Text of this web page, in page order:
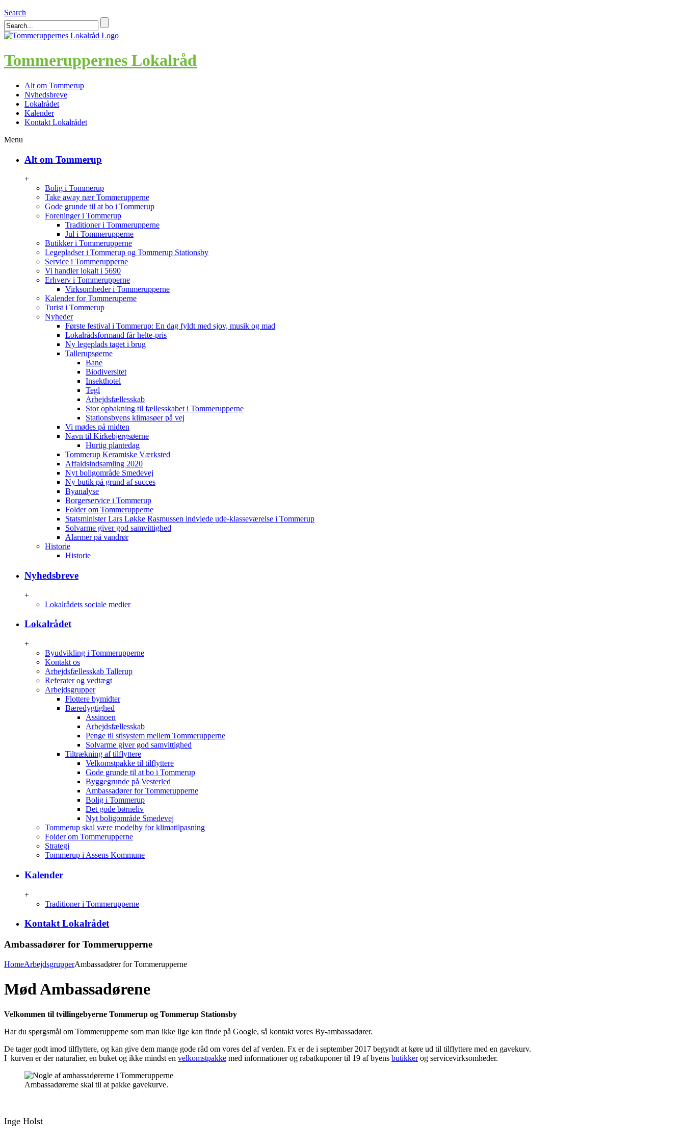
Search
Tommeruppernes Lokalråd
Alt om Tommerup
Nyhedsbreve
Lokalrådet
Kalender
Kontakt Lokalrådet
Menu
Alt om Tommerup
+
Bolig i Tommerup
Take away nær Tommerupperne
Gode grunde til at bo i Tommerup
Foreninger i Tommerup
Traditioner i Tommerupperne
Jul i Tommerupperne
Butikker i Tommerupperne
Legepladser i Tommerup og Tommerup Stationsby
Service i Tommerupperne
Vi handler lokalt i 5690
Erhverv i Tommerupperne
Virksomheder i Tommerupperne
Kalender for Tommeruperne
Turist i Tommerup
Nyheder
Første festival i Tommerup: En dag fyldt med sjov, musik og mad
Lokalrådsformand får helte-pris
Ny legeplads taget i brug
Tallerupsøerne
Bane
Biodiversitet
Insekthotel
Tegl
Arbejdsfællesskab
Stor opbakning til fællesskabet i Tommerupperne
Stationsbyens klimasøer på vej
Vi mødes på midten
Navn til Kirkebjergsøerne
Hurtig plantedag
Tommerup Keramiske Værksted
Affaldsindsamling 2020
Nyt boligområde Smedevej
Ny butik på grund af succes
Byanalyse
Borgerservice i Tommerup
Folder om Tommerupperne
Statsminister Lars Løkke Rasmussen indviede ude-klasseværelse i Tommerup
Solvarme giver god samvittighed
Alarmer på vandrør
Historie
Historie
Nyhedsbreve
+
Lokalrådets sociale medier
Lokalrådet
+
Byudvikling i Tommerupperne
Kontakt os
Arbejdsfællesskab Tallerup
Referater og vedtægt
Arbejdsgrupper
Flottere bymidter
Bæredygtighed
Assinoen
Arbejdsfællesskab
Penge til stisystem mellem Tommerupperne
Solvarme giver god samvittighed
Tiltrækning af tilflyttere
Velkomstpakke til tilflyttere
Gode grunde til at bo i Tommerup
Byggegrunde på Vesterled
Ambassadører for Tommerupperne
Bolig i Tommerup
Det gode børneliv
Nyt boligområde Smedevej
Tommerup skal være modelby for klimatilpasning
Folder om Tommerupperne
Strategi
Tommerup i Assens Kommune
Kalender
+
Traditioner i Tommerupperne
Kontakt Lokalrådet
Ambassadører for Tommerupperne
HomeArbejdsgrupperAmbassadører for Tommerupperne
Mød Ambassadørene
Velkommen til tvillingebyerne Tommerup og Tommerup Stationsby
Har du spørgsmål om Tommerupperne som man ikke lige kan finde på Google, så kontakt vores By-ambassadører.
De tager godt imod tilflyttere, og kan give dem mange gode råd om vores del af verden. Fx er de i september 2017 begyndt at køre ud til tilflyttere med en gavekurv.
I kurven er der naturalier, en buket og ikke mindst en velkomstpakke med informationer og rabatkuponer til 19 af byens butikkerog servicevirksomheder.
Ambassadørerne skal til at pakke gavekurve.
Inge Holst